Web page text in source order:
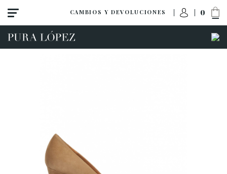
CAMBIOS Y DEVOLUCIONES 0
Ver todo
Tacón alto
Tacón medio